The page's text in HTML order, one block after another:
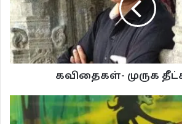
ஒப்புக்கொள்ளத் தான் வேண்டும். ஜி’யை
அதற்கான எந்த முகாந்திரமும் இல்லை என
விரும்பினேன்.
ஆனால், புதிய ஜனாதிபதி
ஒருவர் படுகொலை செய்யப்பட்ட விவகாரத்தில்
காட்டவில்லை. அஃப்ரேசியர்கள் எதிர்பார்த்த
நிறைவேறாது என்பது தெளிவாகத் தெரிந்த
கவிதைகள்- முருக